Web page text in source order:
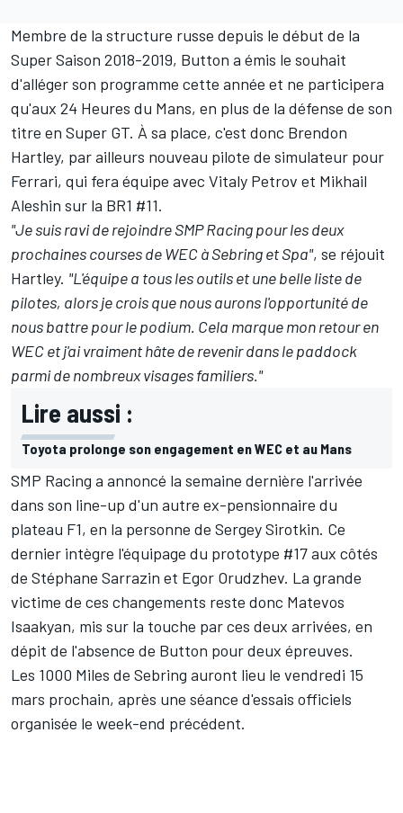
Membre de la structure russe depuis le début de la
Super Saison 2018-2019, Button a émis le souhait
d'alléger son programme cette année et ne participera
qu'aux 24 Heures du Mans, en plus de la défense de son
titre en Super GT. À sa place, c'est donc Brendon
Hartley, par ailleurs nouveau pilote de simulateur pour
Ferrari, qui fera équipe avec Vitaly Petrov et Mikhail
Aleshin sur la BR1 #11.
"Je suis ravi de rejoindre SMP Racing pour les deux
prochaines courses de WEC à Sebring et Spa", se réjouit
Hartley. "L'équipe a tous les outils et une belle liste de
pilotes, alors je crois que nous aurons l'opportunité de
nous battre pour le podium. Cela marque mon retour en
WEC et j'ai vraiment hâte de revenir dans le paddock
parmi de nombreux visages familiers."
Lire aussi :
Toyota prolonge son engagement en WEC et au Mans
SMP Racing a annoncé la semaine dernière l'arrivée
dans son line-up d'un autre ex-pensionnaire du
plateau F1, en la personne de Sergey Sirotkin. Ce
dernier intègre l'équipage du prototype #17 aux côtés
de Stéphane Sarrazin et Egor Orudzhev. La grande
victime de ces changements reste donc Matevos
Isaakyan, mis sur la touche par ces deux arrivées, en
dépit de l'absence de Button pour deux épreuves.
Les 1000 Miles de Sebring auront lieu le vendredi 15
mars prochain, après une séance d'essais officiels
organisée le week-end précédent.